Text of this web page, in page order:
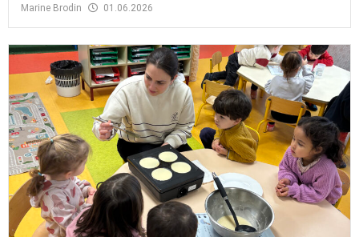
Marine Brodin 01.06.2026